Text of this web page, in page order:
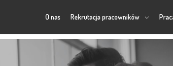
O nas Rekrutacja pracowników